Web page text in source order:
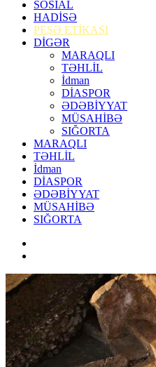
SOSİAL
HADİSƏ
PEŞƏ ETİKASI
DİGƏR
MARAQLI
TƏHLİL
İdman
DİASPOR
ƏDƏBİYYAT
MÜSAHİBƏ
SIĞORTA
MARAQLI
TƏHLİL
İdman
DİASPOR
ƏDƏBİYYAT
MÜSAHİBƏ
SIĞORTA